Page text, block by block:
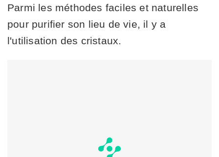
Parmi les méthodes faciles et naturelles
pour purifier son lieu de vie, il y a
l'utilisation des cristaux.